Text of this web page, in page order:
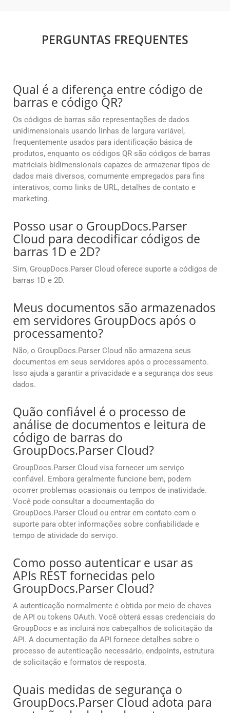
PERGUNTAS FREQUENTES
Qual é a diferença entre código de
barras e código QR?
Os códigos de barras são representações de dados
unidimensionais usando linhas de largura variável,
frequentemente usados para identificação básica de
produtos, enquanto os códigos QR são códigos de barras
matriciais bidimensionais capazes de armazenar tipos de
dados mais diversos, comumente empregados para fins
interativos, como links de URL, detalhes de contato e
marketing.
Posso usar o GroupDocs.Parser
Cloud para decodificar códigos de
barras 1D e 2D?
Sim, GroupDocs.Parser Cloud oferece suporte a códigos de
barras 1D e 2D.
Meus documentos são armazenados
em servidores GroupDocs após o
processamento?
Não, o GroupDocs.Parser Cloud não armazena seus
documentos em seus servidores após o processamento.
Isso ajuda a garantir a privacidade e a segurança dos seus
dados.
Quão confiável é o processo de
análise de documentos e leitura de
código de barras do
GroupDocs.Parser Cloud?
GroupDocs.Parser Cloud visa fornecer um serviço
confiável. Embora geralmente funcione bem, podem
ocorrer problemas ocasionais ou tempos de inatividade.
Você pode consultar a documentação do
GroupDocs.Parser Cloud ou entrar em contato com o
suporte para obter informações sobre confiabilidade e
tempo de atividade do serviço.
Como posso autenticar e usar as
APIs REST fornecidas pelo
GroupDocs.Parser Cloud?
A autenticação normalmente é obtida por meio de chaves
de API ou tokens OAuth. Você obterá essas credenciais do
GroupDocs e as incluirá nos cabeçalhos de solicitação da
API. A documentação da API fornece detalhes sobre o
processo de autenticação necessário, endpoints, estrutura
de solicitação e formatos de resposta.
Quais medidas de segurança o
GroupDocs.Parser Cloud adota para